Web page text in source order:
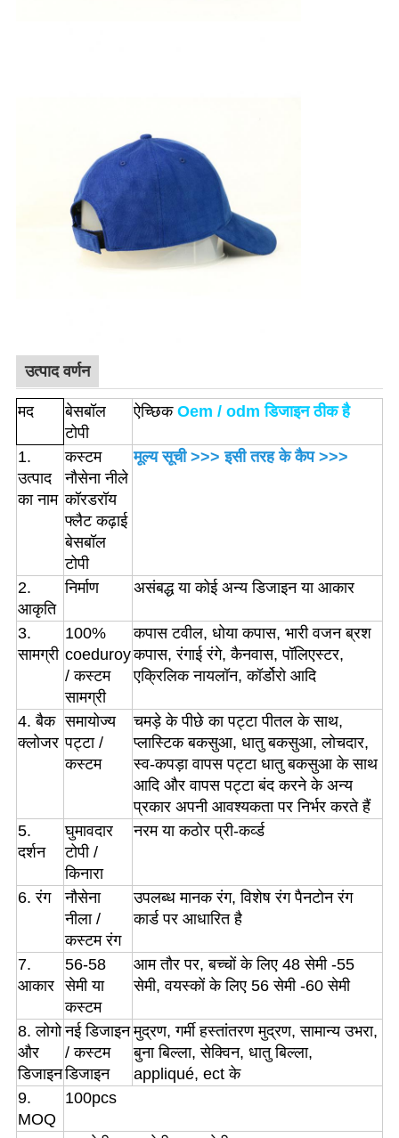
उत्पाद वर्णन
मद
बेसबॉल
टोपी
ऐच्छिक Oem / odm डिजाइन ठीक है
1.
उत्पाद
का नाम
कस्टम
नौसेना नीले
कॉरडरॉय
फ्लैट कढ़ाई
बेसबॉल
टोपी
मूल्य सूची >>> इसी तरह के कैप >>>
2.
आकृति
निर्माण असंबद्ध या कोई अन्य डिजाइन या आकार
3.
सामग्री
100%
coeduroy
/ कस्टम
सामग्री
कपास टवील, धोया कपास, भारी वजन ब्रश
कपास, रंगाई रंगे, कैनवास, पॉलिएस्टर,
एक्रिलिक नायलॉन, कॉर्डोरो आदि
4. बैक
क्लोजर
समायोज्य
पट्टा /
कस्टम
चमड़े के पीछे का पट्टा पीतल के साथ,
प्लास्टिक बकसुआ, धातु बकसुआ, लोचदार,
स्व-कपड़ा वापस पट्टा धातु बकसुआ के साथ
आदि और वापस पट्टा बंद करने के अन्य
प्रकार अपनी आवश्यकता पर निर्भर करते हैं
5.
दर्शन
घुमावदार
टोपी /
किनारा
नरम या कठोर प्री-कर्व्ड
6. रंग
नौसेना
नीला /
कस्टम रंग
उपलब्ध मानक रंग, विशेष रंग पैनटोन रंग
कार्ड पर आधारित है
7.
आकार
56-58
सेमी या
कस्टम
आम तौर पर, बच्चों के लिए 48 सेमी -55
सेमी, वयस्कों के लिए 56 सेमी -60 सेमी
8. लोगो
और
डिजाइन
नई डिजाइन
/ कस्टम
डिजाइन
मुद्रण, गर्मी हस्तांतरण मुद्रण, सामान्य उभरा,
बुना बिल्ला, सेक्विन, धातु बिल्ला,
appliqué, ect के
9.
MOQ
100pcs